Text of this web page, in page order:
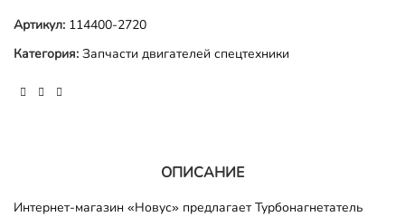
Артикул: 114400-2720
Категория: Запчасти двигателей спецтехники
ОПИСАНИЕ
Интернет-магазин «Новус» предлагает Турбонагнетатель